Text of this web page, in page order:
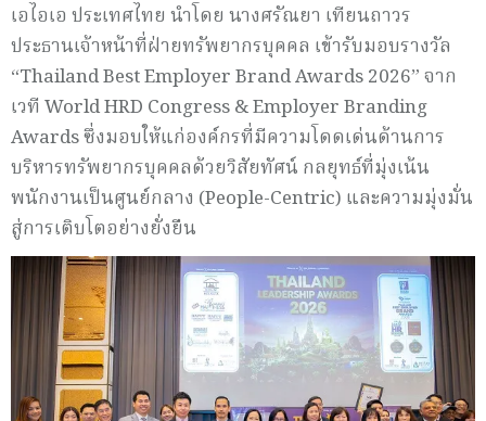
เอไอเอ ประเทศไทย นำโดย นางศรัณยา เทียนถาวร
ประธานเจ้าหน้าที่ฝ่ายทรัพยากรบุคคล เข้ารับมอบรางวัล
“Thailand Best Employer Brand Awards 2026” จาก
เวที World HRD Congress & Employer Branding
Awards ซึ่งมอบให้แก่องค์กรที่มีความโดดเด่นด้านการ
บริหารทรัพยากรบุคคลด้วยวิสัยทัศน์ กลยุทธ์ที่มุ่งเน้น
พนักงานเป็นศูนย์กลาง (People-Centric) และความมุ่งมั่น
สู่การเติบโตอย่างยั่งยืน